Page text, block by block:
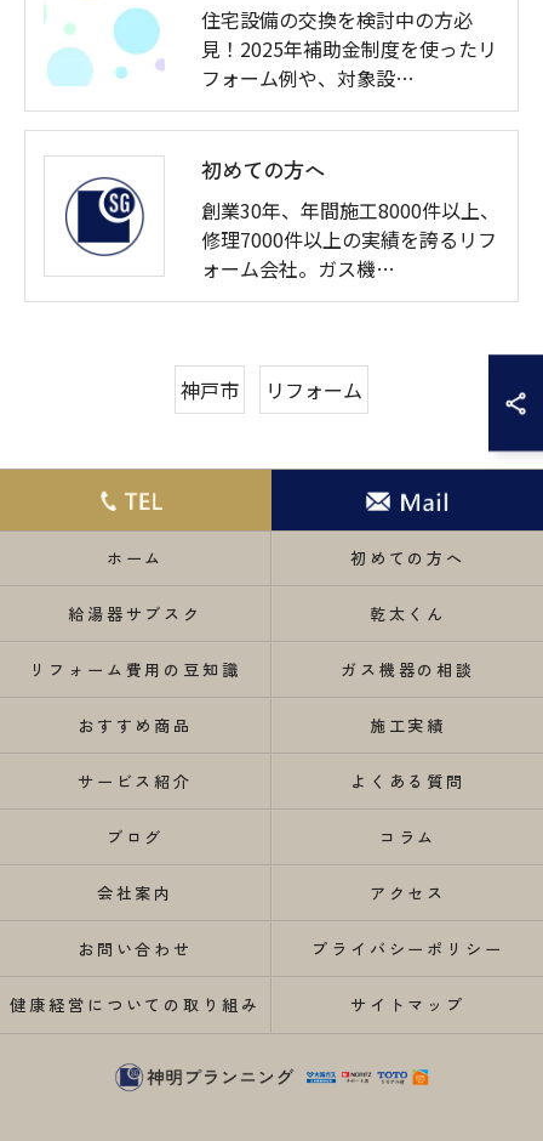
住宅設備の交換を検討中の方必
見！2025年補助金制度を使ったリ
フォーム例や、対象設…
初めての方へ
創業30年、年間施工8000件以上、
修理7000件以上の実績を誇るリフ
ォーム会社。ガス機…
神戸市 リフォーム
ホーム 初めての方へ
給湯器サブスク 乾太くん
リフォーム費用の豆知識 ガス機器の相談
おすすめ商品 施工実績
サービス紹介 よくある質問
ブログ コラム
会社案内 アクセス
お問い合わせ プライバシーポリシー
健康経営についての取り組み サイトマップ